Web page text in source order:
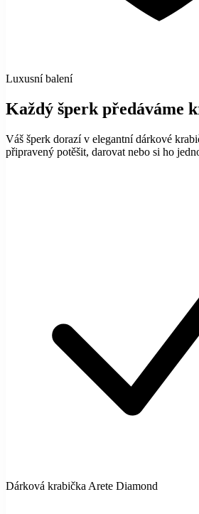
Luxusní balení
Každý šperk předáváme
Váš šperk dorazí v elegantní dárkové
připravený potěšit, darovat nebo si ho
Dárková krabička Arete Diamond